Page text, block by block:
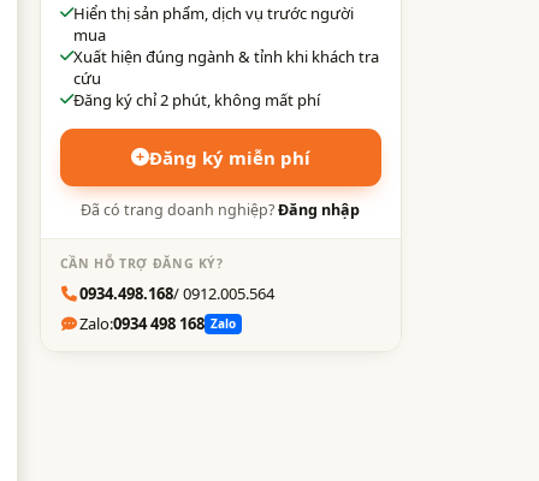
Hiển thị sản phẩm, dịch vụ trước người
mua
Xuất hiện đúng ngành & tỉnh khi khách tra
cứu
Đăng ký chỉ 2 phút, không mất phí
Đăng ký miễn phí
Đã có trang doanh nghiệp?Đăng nhập
CẦN HỖ TRỢ ĐĂNG KÝ?
0934.498.168/ 0912.005.564
Zalo:0934 498 168 Zalo